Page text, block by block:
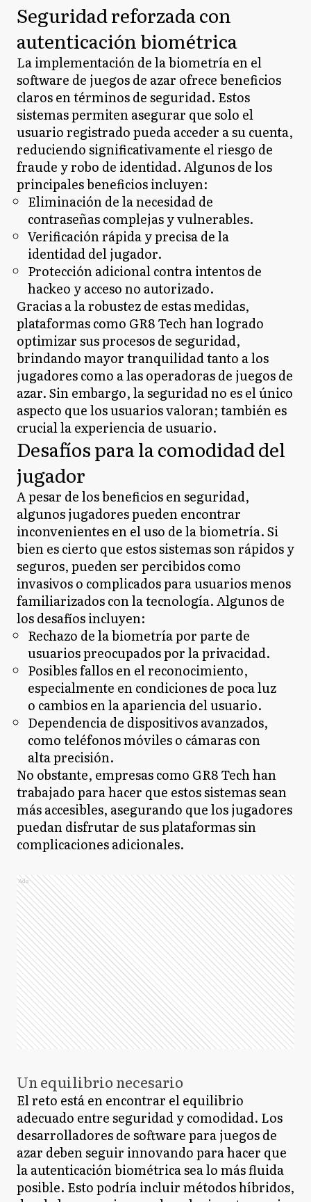
Seguridad reforzada con
autenticación biométrica
La implementación de la biometría en el
software de juegos de azar ofrece beneficios
claros en términos de seguridad. Estos
sistemas permiten asegurar que solo el
usuario registrado pueda acceder a su cuenta,
reduciendo significativamente el riesgo de
fraude y robo de identidad. Algunos de los
principales beneficios incluyen:
Eliminación de la necesidad de
contraseñas complejas y vulnerables.
Verificación rápida y precisa de la
identidad del jugador.
Protección adicional contra intentos de
hackeo y acceso no autorizado.
Gracias a la robustez de estas medidas,
plataformas como GR8 Tech han logrado
optimizar sus procesos de seguridad,
brindando mayor tranquilidad tanto a los
jugadores como a las operadoras de juegos de
azar. Sin embargo, la seguridad no es el único
aspecto que los usuarios valoran; también es
crucial la experiencia de usuario.
Desafíos para la comodidad del
jugador
A pesar de los beneficios en seguridad,
algunos jugadores pueden encontrar
inconvenientes en el uso de la biometría. Si
bien es cierto que estos sistemas son rápidos y
seguros, pueden ser percibidos como
invasivos o complicados para usuarios menos
familiarizados con la tecnología. Algunos de
los desafíos incluyen:
Rechazo de la biometría por parte de
usuarios preocupados por la privacidad.
Posibles fallos en el reconocimiento,
especialmente en condiciones de poca luz
o cambios en la apariencia del usuario.
Dependencia de dispositivos avanzados,
como teléfonos móviles o cámaras con
alta precisión.
No obstante, empresas como GR8 Tech han
trabajado para hacer que estos sistemas sean
más accesibles, asegurando que los jugadores
puedan disfrutar de sus plataformas sin
complicaciones adicionales.
Ads
Un equilibrio necesario
El reto está en encontrar el equilibrio
adecuado entre seguridad y comodidad. Los
desarrolladores de software para juegos de
azar deben seguir innovando para hacer que
la autenticación biométrica sea lo más fluida
posible. Esto podría incluir métodos híbridos,